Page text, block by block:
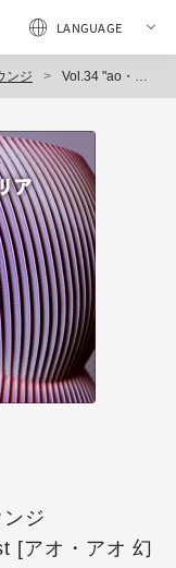
ンジ Vol.34 "ao・ao" Phantom beast [アオ・アオ 幻獣] ～Concept Model
ジ
[アオ・アオ 幻